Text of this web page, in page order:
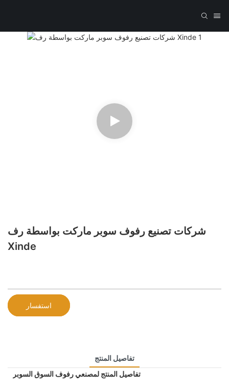
شركات تصنيع رفوف سوبر ماركت بواسطة رف
Xinde
استفسار
تفاصيل المنتج
تفاصيل المنتج لمصنعي رفوف السوق السوبر